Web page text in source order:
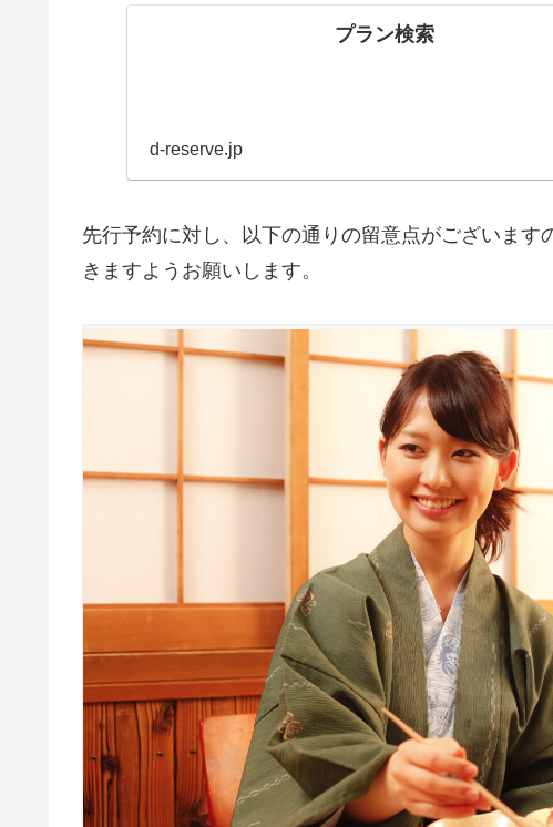
プラン検索
d-reserve.jp
先行予約に対し、以下の通りの留意点がございま
きますようお願いします。